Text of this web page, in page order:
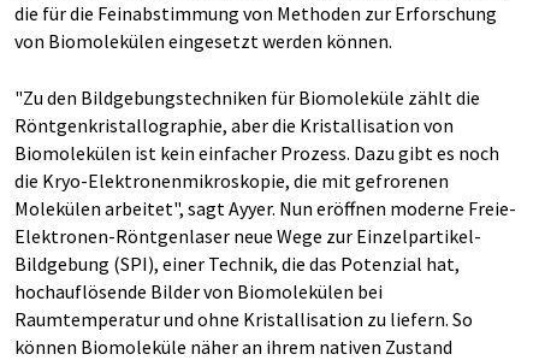
die für die Feinabstimmung von Methoden zur Erforschung
von Biomolekülen eingesetzt werden können.
"Zu den Bildgebungstechniken für Biomoleküle zählt die
Röntgenkristallographie, aber die Kristallisation von
Biomolekülen ist kein einfacher Prozess. Dazu gibt es noch
die Kryo-Elektronenmikroskopie, die mit gefrorenen
Molekülen arbeitet", sagt Ayyer. Nun eröffnen moderne Freie-
Elektronen-Röntgenlaser neue Wege zur Einzelpartikel-
Bildgebung (SPI), einer Technik, die das Potenzial hat,
hochauflösende Bilder von Biomolekülen bei
Raumtemperatur und ohne Kristallisation zu liefern. So
können Biomoleküle näher an ihrem nativen Zustand